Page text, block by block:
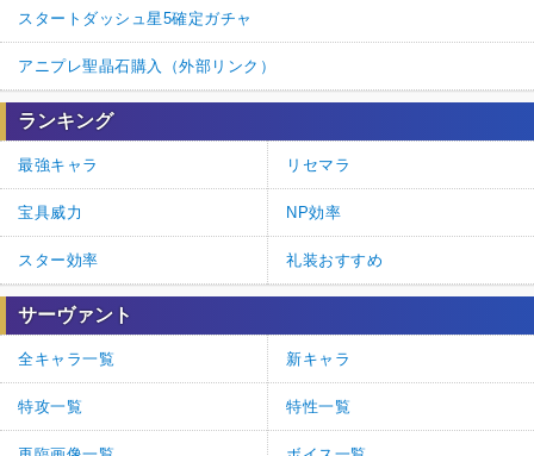
スタートダッシュ星5確定ガチャ
アニプレ聖晶石購入（外部リンク）
ランキング
最強キャラ リセマラ
宝具威力 NP効率
スター効率 礼装おすすめ
サーヴァント
全キャラ一覧 新キャラ
特攻一覧 特性一覧